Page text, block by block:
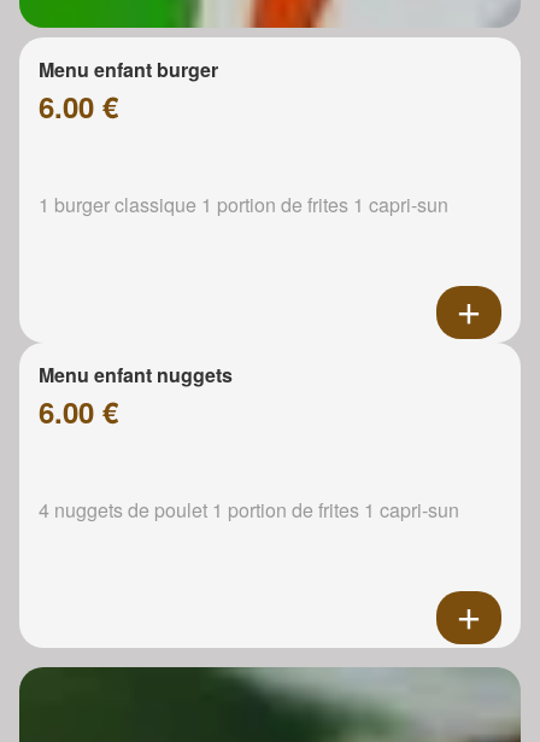
Menu enfant burger
6.00 €
1 burger classique 1 portion de frites 1 capri-sun
Menu enfant nuggets
6.00 €
4 nuggets de poulet 1 portion de frites 1 capri-sun